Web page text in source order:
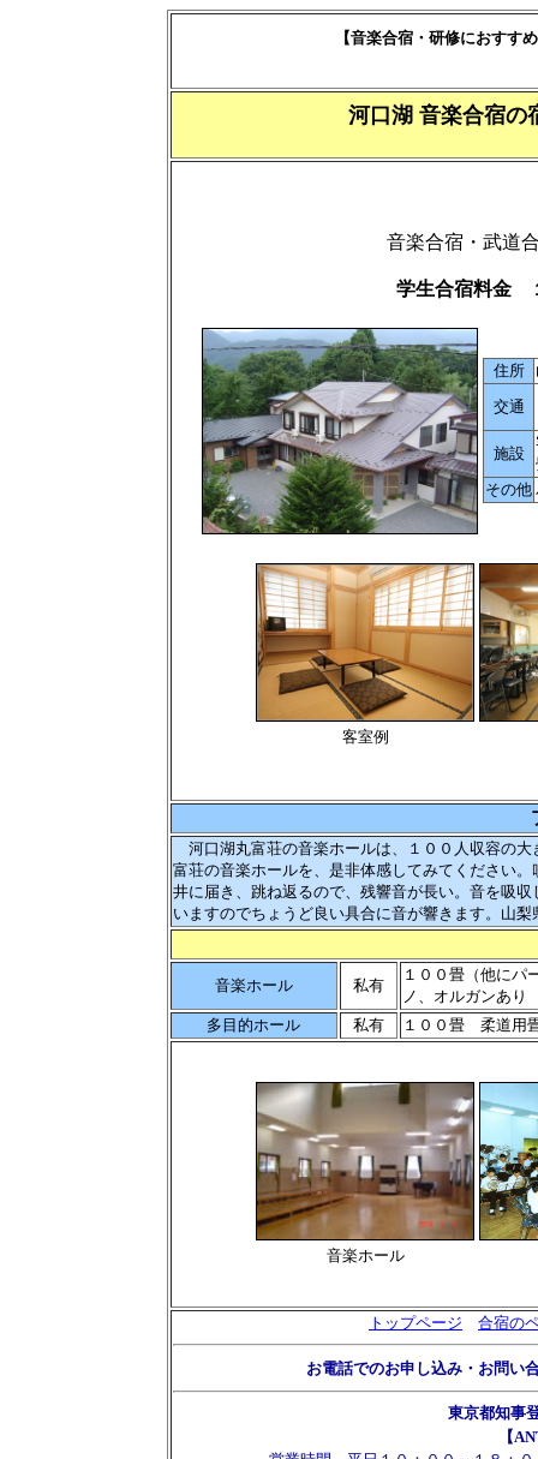
【音楽合宿・研修におす
河口湖 音楽合宿
音楽合宿・武道
学生合宿料金
住所
交通
施設
その他
客室例
河口湖丸富荘の音楽ホールは、１００人収容の
富荘の音楽ホールを、是非体感してみてください
井に届き、跳ね返るので、残響音が長い。音を吸
いますのでちょうど良い具合に音が響きます。山
音楽ホール 私有
１００畳（他に
ノ、オルガンあり
多目的ホール
私有 １００畳 柔道用
音楽ホール
トップページ 合宿の
お電話でのお申し込み・お問い
東京都知事
【